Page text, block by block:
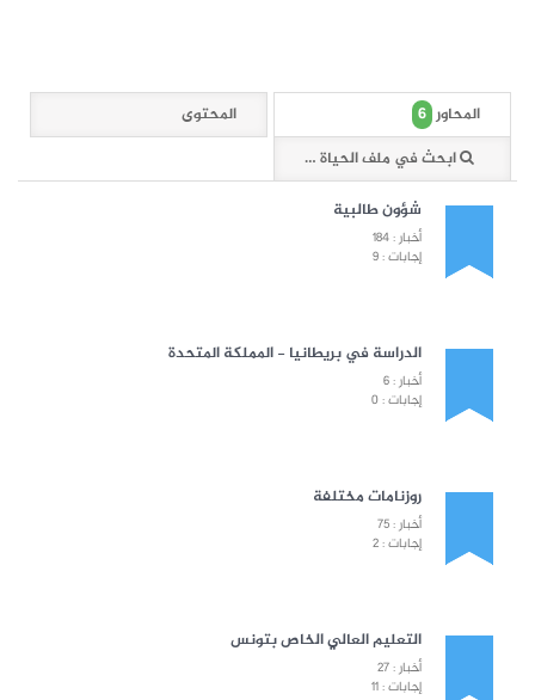
المحاور 6
المحتوى
ابحث في ملف الحياة الجامعية
شؤون طالبية
أخبار : 184
إجابات : 9
الدراسة في بريطانيا - المملكة المتحدة
أخبار : 6
إجابات : 0
روزنامات مختلفة
أخبار : 75
إجابات : 2
التعليم العالي الخاص بتونس
أخبار : 27
إجابات : 11